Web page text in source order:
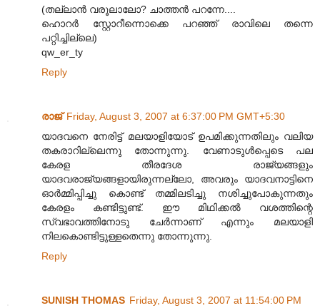
(തല്ലാന്‍ വരൂലാലോ? ചാത്തന്‍ പറന്നേ....
ഹൊറര്‍ സ്റ്റോറീന്നൊക്കെ പറഞ്ഞ് രാവിലെ തന്നെ
പറ്റിച്ചില്ലെ)
qw_er_ty
Reply
രാജ് Friday, August 3, 2007 at 6:37:00 PM GMT+5:30
യാദവനെ നേരിട്ട് മലയാളിയോട് ഉപമിക്കുന്നതിലും വലിയ
തകരാറില്ലെന്നു തോന്നുന്നു. വേണാടുള്‍പ്പെടെ പല
കേരള തീരദേശ രാജ്യങ്ങളും
യാദവരാജ്യങ്ങളായിരുന്നല്ലോ, അവരും യാദവനാട്ടിനെ
ഓര്‍മ്മിപ്പിച്ചു കൊണ്ട് തമ്മിലടിച്ചു നശിച്ചുപോകുന്നതും
കേരളം കണ്ടിട്ടുണ്ട്. ഈ മിഥിക്കല്‍ വശത്തിന്റെ
സ്വഭാവത്തിനോടു ചേര്‍ന്നാണ് എന്നും മലയാളി
നിലകൊണ്ടിട്ടുള്ളതെന്നു തോന്നുന്നു.
Reply
SUNISH THOMAS Friday, August 3, 2007 at 11:54:00 PM